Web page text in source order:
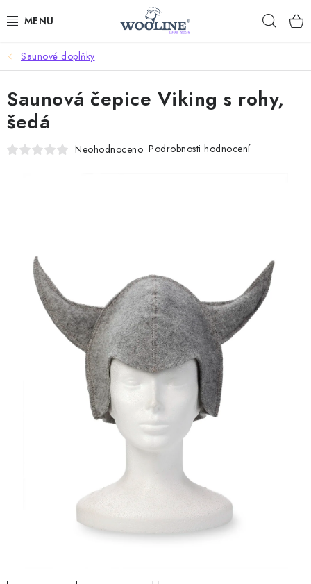
na
AKCE %
DÁRKOVÉ POUKAZY
OBLEČENÍ
ZAHRADA
Doprava a platba Hodnocení obchodu
Kontakty
Moje objednávka
FAQ
Saunové doplňky
Saunová čepice Viking s rohy,
šedá
Neohodnoceno Podrobnosti hodnocení